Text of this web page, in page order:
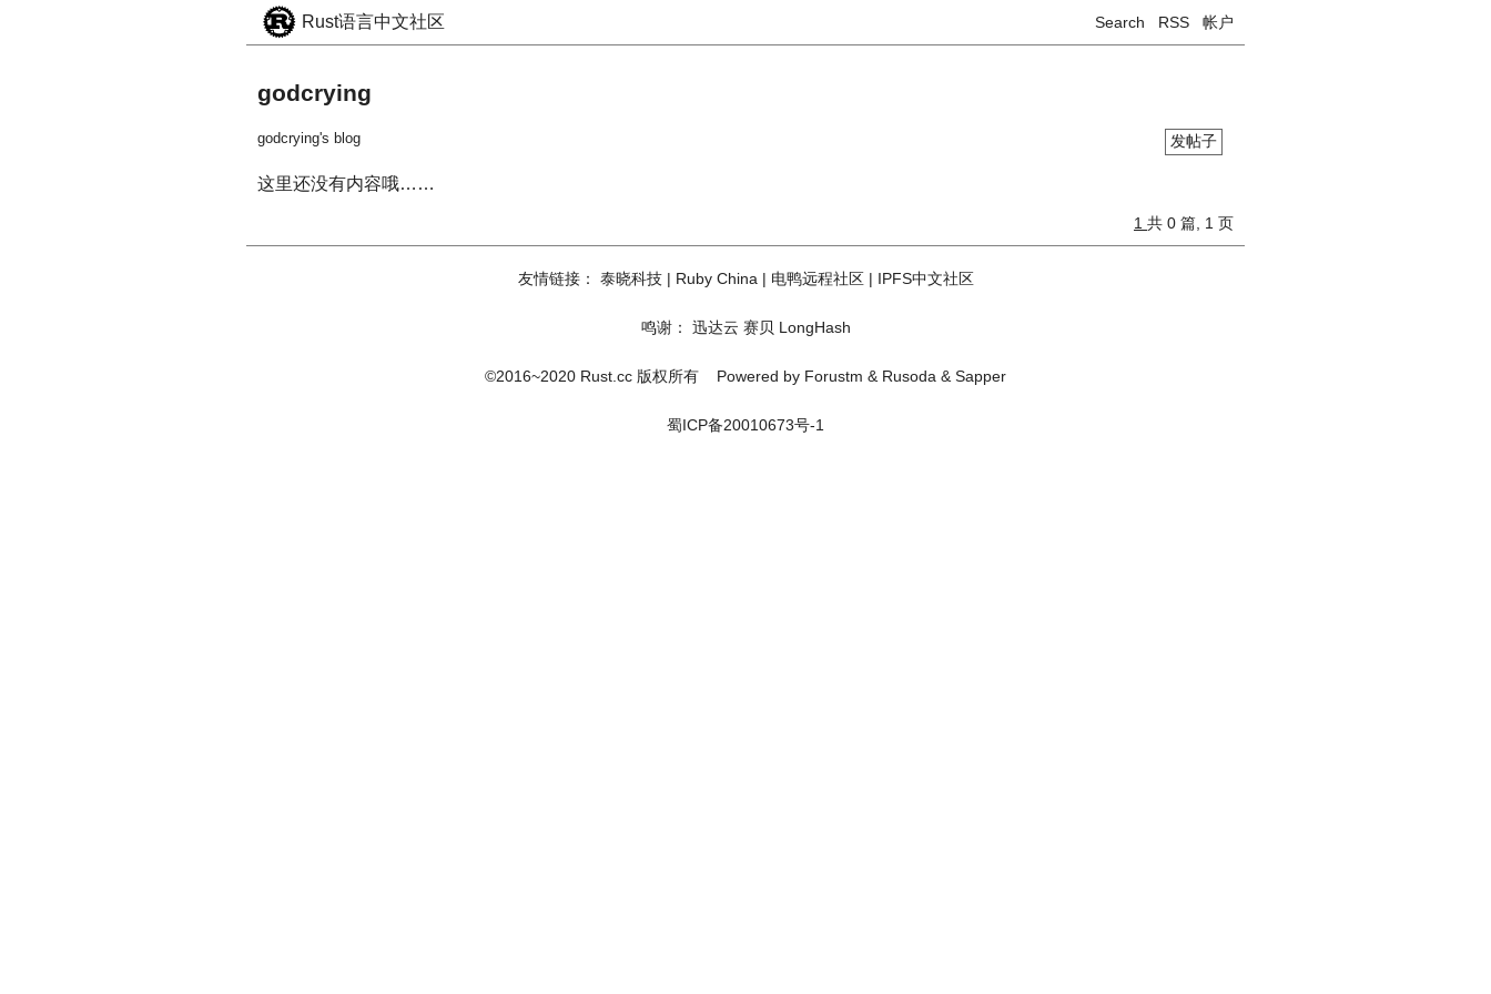
Rust语言中文社区 Search RSS 帐户
godcrying
发帖子
godcrying's blog
这里还没有内容哦……
1 共 0 篇, 1 页
友情链接： 泰晓科技| Ruby China | 电鸭远程社区| IPFS中文社区
鸣谢： 迅达云 赛贝 LongHash
©2016~2020 Rust.cc 版权所有 Powered by Forustm & Rusoda & Sapper
蜀ICP备20010673号-1